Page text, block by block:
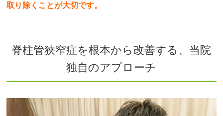
取り除くことが大切です。
脊柱管狭窄症を根本から改善する、当院
独自のアプローチ